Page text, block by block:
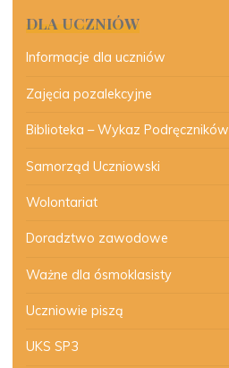
DLA UCZNIÓW
Informacje dla uczniów
Zajęcia pozalekcyjne
Biblioteka – Wykaz Podręczników
Samorząd Uczniowski
Wolontariat
Doradztwo zawodowe
Ważne dla ósmoklasisty
Uczniowie piszą
UKS SP3